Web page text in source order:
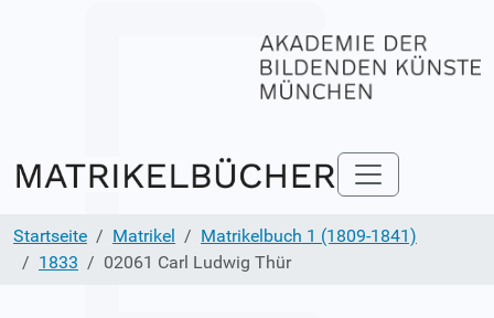
Startseite Matrikel
Matrikelbuch 1 (1809-1841)
1833
02061 Carl Ludwig Thür